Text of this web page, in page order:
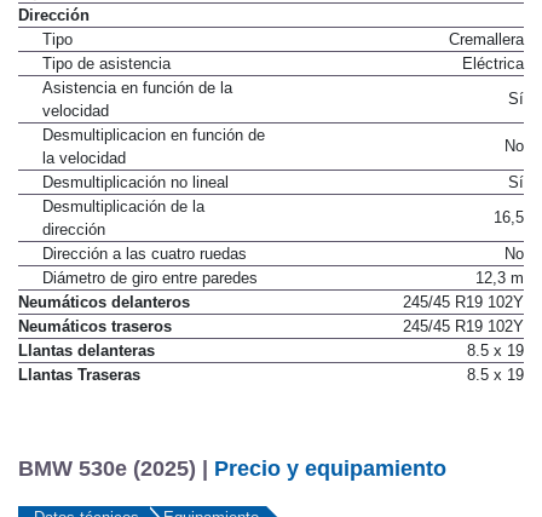
Tipo de frenos traseros
Dirección
Tipo
Cremallera
Tipo de asistencia
Asistencia en función de la
velocidad
Sí
Desmultiplicacion en función de
la velocidad
No
Desmultiplicación no lineal
Desmultiplicación de la
dirección
16,5
Dirección a las cuatro ruedas
No
Diámetro de giro entre paredes
12,3 m
Neumáticos delanteros
245/45 R19 102Y
Neumáticos traseros
245/45 R19 102Y
Llantas delanteras
8.5 x 19
BMW 530e (2025) | Precio y equipamiento